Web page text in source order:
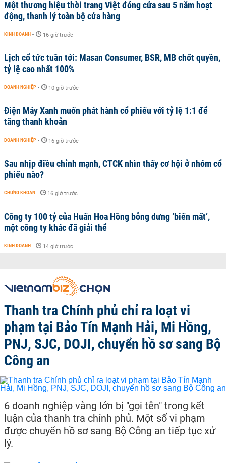
Một thương hiệu thời trang Việt đóng cửa sau 5 năm hoạt
động, thanh lý toàn bộ cửa hàng
KINH DOANH - 16 giờ trước
Lịch cổ tức tuần tới: Masan Consumer, BSR, MB chốt quyền,
tỷ lệ cao nhất 100%
DOANH NGHIỆP - 10 giờ trước
Điện Máy Xanh muốn phát hành cổ phiếu với tỷ lệ 1:1 để
tăng thanh khoản
DOANH NGHIỆP - 16 giờ trước
Sau nhịp điều chỉnh mạnh, CTCK nhìn thấy cơ hội ở nhóm cổ
phiếu nào?
CHỨNG KHOÁN - 16 giờ trước
Công ty 100 tỷ của Huấn Hoa Hồng bỗng dưng ‘biến mất’,
một công ty khác đã giải thể
KINH DOANH - 14 giờ trước
Thanh tra Chính phủ chỉ ra loạt vi
phạm tại Bảo Tín Mạnh Hải, Mi Hồng,
PNJ, SJC, DOJI, chuyển hồ sơ sang Bộ
Công an
6 doanh nghiệp vàng lớn bị "gọi tên" trong kết
luận của thanh tra chính phủ. Một số vi phạm
được chuyển hồ sơ sang Bộ Công an tiếp tục xử
lý.